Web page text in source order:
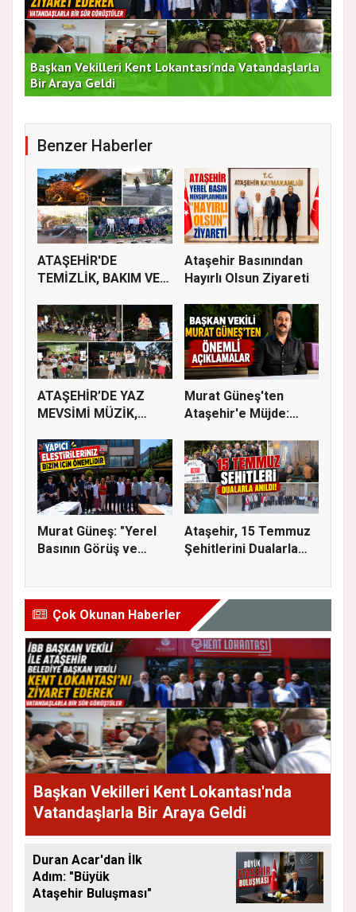
Başkan Vekilleri Kent Lokantası'nda Vatandaşlarla
Bir Araya Geldi
Benzer Haberler
ATAŞEHİR'DE
TEMİZLİK, BAKIM VE
Ataşehir Basınından
Hayırlı Olsun Ziyareti
ATAŞEHİR’DE YAZ
MEVSİMİ MÜZİK,
Murat Güneş'ten
Ataşehir'e Müjde:
Murat Güneş: "Yerel
Basının Görüş ve
Ataşehir, 15 Temmuz
Şehitlerini Dualarla
Çok Okunan Haberler
Başkan Vekilleri Kent Lokantası'nda
Vatandaşlarla Bir Araya Geldi
Duran Acar'dan İlk
Adım: "Büyük
Ataşehir Buluşması"